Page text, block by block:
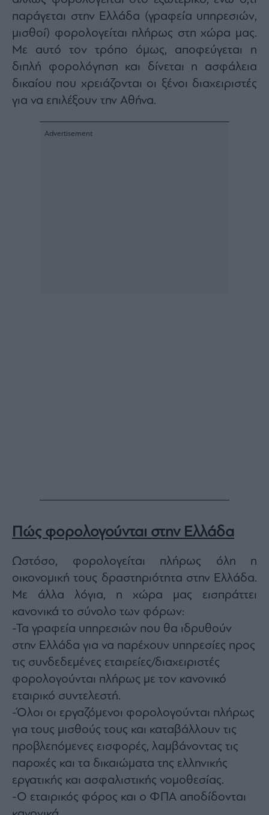
παράγεται στην Ελλάδα (γραφεία υπηρεσιών,
μισθοί) φορολογείται πλήρως στη χώρα μας.
Με αυτό τον τρόπο όμως, αποφεύγεται η
διπλή φορολόγηση και δίνεται η ασφάλεια
δικαίου που χρειάζονται οι ξένοι διαχειριστές
για να επιλέξουν την Αθήνα.
Πώς φορολογούνται στην Ελλάδα
Ωστόσο, φορολογείται πλήρως όλη η
οικονομική τους δραστηριότητα στην Ελλάδα.
Με άλλα λόγια, η χώρα μας εισπράττει
κανονικά το σύνολο των φόρων:
-Τα γραφεία υπηρεσιών που θα ιδρυθούν
στην Ελλάδα για να παρέχουν υπηρεσίες προς
τις συνδεδεμένες εταιρείες/διαχειριστές
φορολογούνται πλήρως με τον κανονικό
εταιρικό συντελεστή.
-​Όλοι οι εργαζόμενοι φορολογούνται πλήρως
για τους μισθούς τους και καταβάλλουν τις
προβλεπόμενες εισφορές, λαμβάνοντας τις
παροχές και τα δικαιώματα της ελληνικής
εργατικής και ασφαλιστικής νομοθεσίας.
-​Ο εταιρικός φόρος και ο ΦΠΑ αποδίδονται